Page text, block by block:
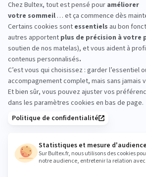
avant d’acheter
Passez en magasin pour comparer
Allongez‑vous, changez de
fermetés afin d’identifier le duo
vous convient.
Heures
Mercredi 08:30 - 12:00